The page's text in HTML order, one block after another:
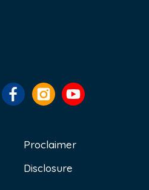
Proclaimer
Disclosure